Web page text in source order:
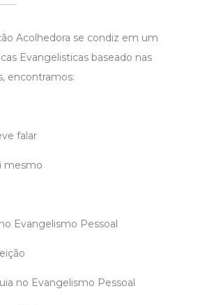
Acolhedora se condiz em um
Evangelisticas baseado nas
encontramos:
falar
mesmo
Evangelismo Pessoal
no Evangelismo Pessoal